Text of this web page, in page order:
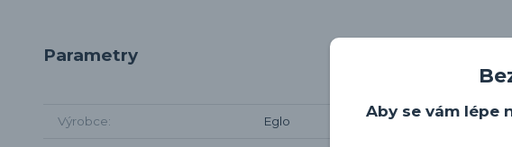
Parametry
Výrobce Eglo
Aby se vám lépe